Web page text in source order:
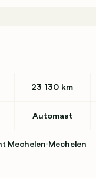
23 130 km
Automaat
Mechelen Mechelen